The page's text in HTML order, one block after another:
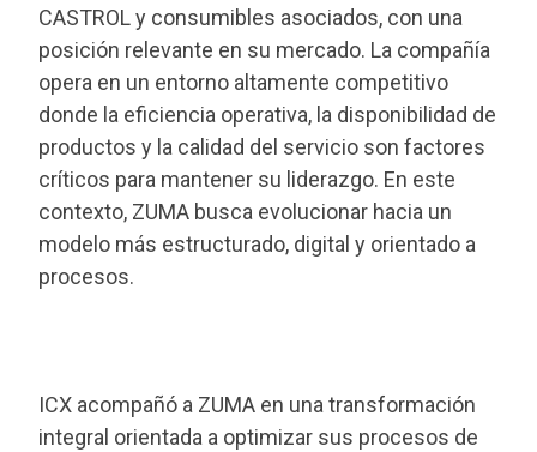
CASTROL y consumibles asociados, con una
posición relevante en su mercado. La compañía
opera en un entorno altamente competitivo
donde la eficiencia operativa, la disponibilidad de
productos y la calidad del servicio son factores
críticos para mantener su liderazgo. En este
contexto, ZUMA busca evolucionar hacia un
modelo más estructurado, digital y orientado a
procesos.
ICX acompañó a ZUMA en una transformación
integral orientada a optimizar sus procesos de